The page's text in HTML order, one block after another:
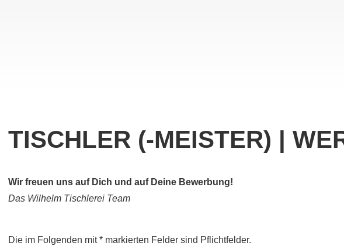
TISCHLER (-MEISTER) |
Wir freuen uns auf Dich und auf Deine Bewerbung!
Das Wilhelm Tischlerei Team
Die im Folgenden mit * markierten Felder sind Pflichtfelder.